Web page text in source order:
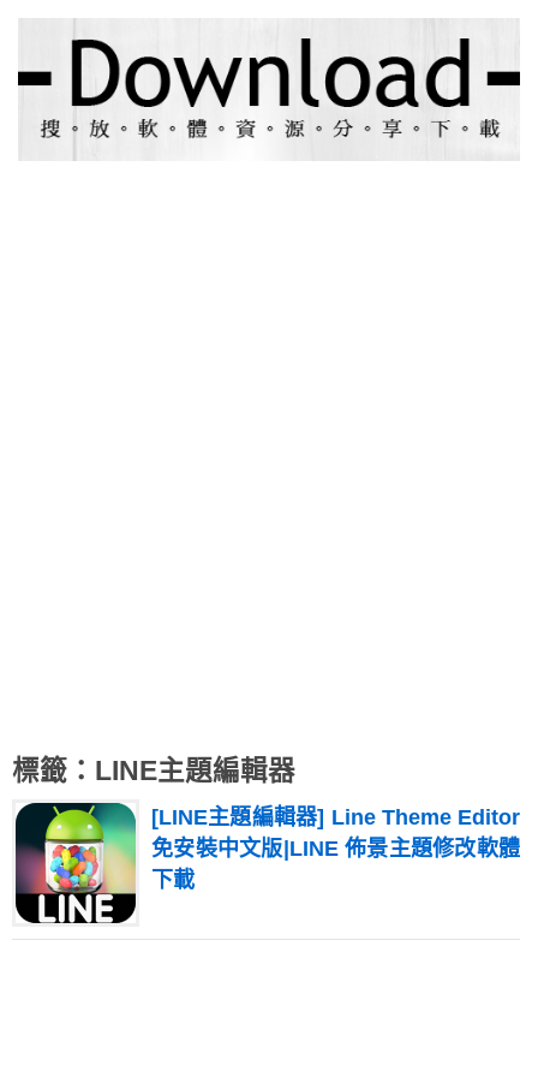
標籤：LINE主題編輯器
[LINE主題編輯器] Line Theme Editor
免安裝中文版|LINE 佈景主題修改軟體
下載